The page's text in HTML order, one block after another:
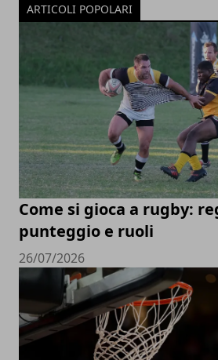
ARTICOLI POPOLARI
Come si gioca a rugby:
punteggio e ruoli
26/07/2026